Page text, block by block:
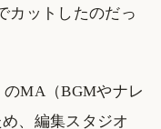
カットしたのだっ
のMA（BGMやナレ
、編集スタジオ